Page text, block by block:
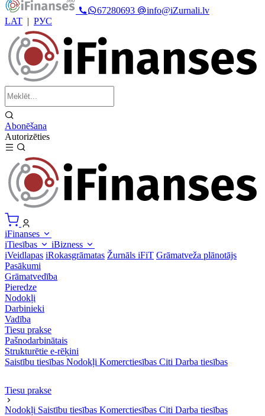
67280693
info@iZurnali.lv
LAT | РУС
Abonēšana
Autorizēties
iFinanses
iTiesības
iBizness
iVeidlapas iRokasgrāmatas Žurnāls iFiT Grāmatveža plānotājs
Pasākumi
Grāmatvedība
Pieredze
Nodokļi
Darbinieki
Vadība
Tiesu prakse
Pašnodarbinātais
Strukturētie e-rēķini
Saistību tiesības Nodokļi Komerctiesības Citi Darba tiesības
Tiesu prakse
Nodokļi Saistību tiesības Komerctiesības Citi Darba tiesības